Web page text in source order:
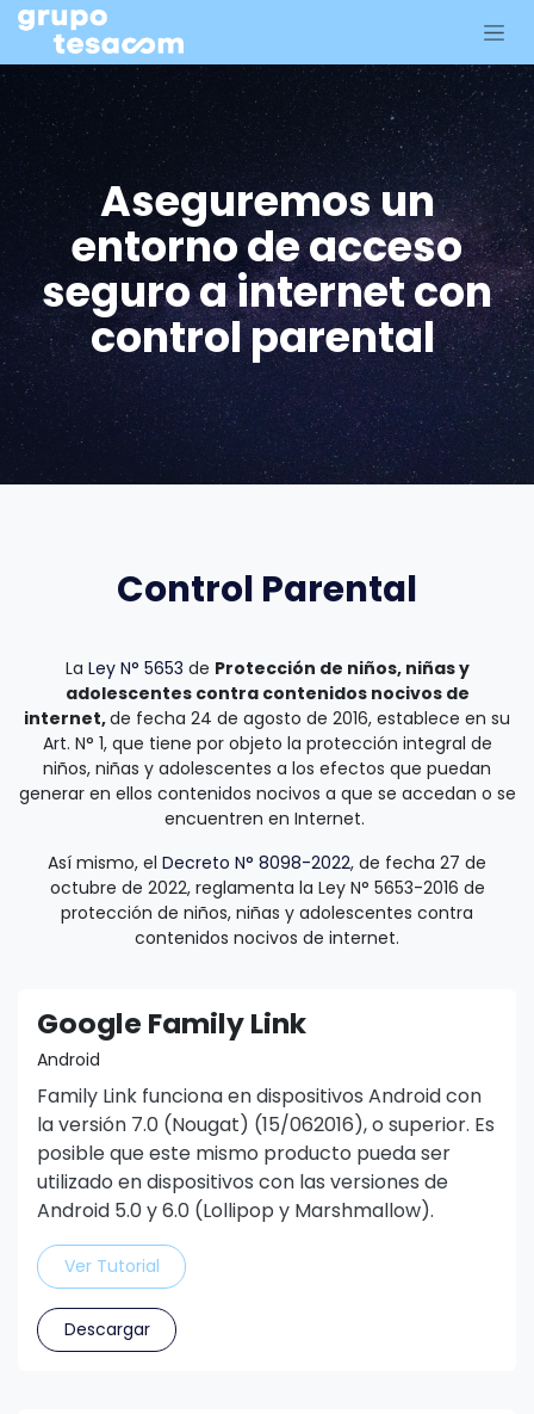
Ir al contenido
Aseguremos un
entorno de acceso
seguro a internet con
control parental
Control Parental
La Ley N° 5653 de Protección de niños, niñas y
adolescentes contra contenidos nocivos de
internet,de fecha 24 de agosto de 2016, establece en su
Art. N° 1, que tiene por objeto la protección integral de
niños, niñas y adolescentes a los efectos que puedan
generar en ellos contenidos nocivos a que se accedan o se
encuentren en Internet.
Así mismo, el Decreto N° 8098-2022, de fecha 27 de
octubre de 2022, reglamenta la Ley N° 5653-2016 de
protección de niños, niñas y adolescentes contra
contenidos nocivos de internet.
Google Family Link
Android
Family Link funciona en dispositivos Android con
la versión 7.0 (Nougat) (15/062016), o superior. Es
posible que este mismo producto pueda ser
utilizado en dispositivos con las versiones de
Android 5.0 y 6.0 (Lollipop y Marshmallow).
Ver Tutorial
Descargar